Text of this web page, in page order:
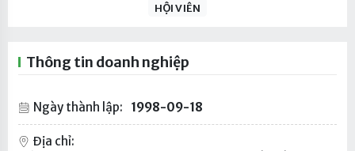
HỘI VIÊN
Thông tin doanh nghiệp
Ngày thành lập: 1998-09-18
Địa chỉ: